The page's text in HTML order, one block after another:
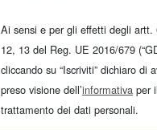
ULTIMO
(*Per ordini
Ai sensi e per gli effetti degli artt.
12, 13 del Reg. UE 2016/679
cliccando su “Iscriviti” dichiaro di
preso visione dell’informativa per
trattamento dei dati personali.